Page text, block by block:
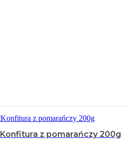
Konfitura z pomarańczy 200g